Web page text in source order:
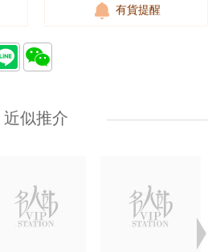
有貨提醒
近似推介